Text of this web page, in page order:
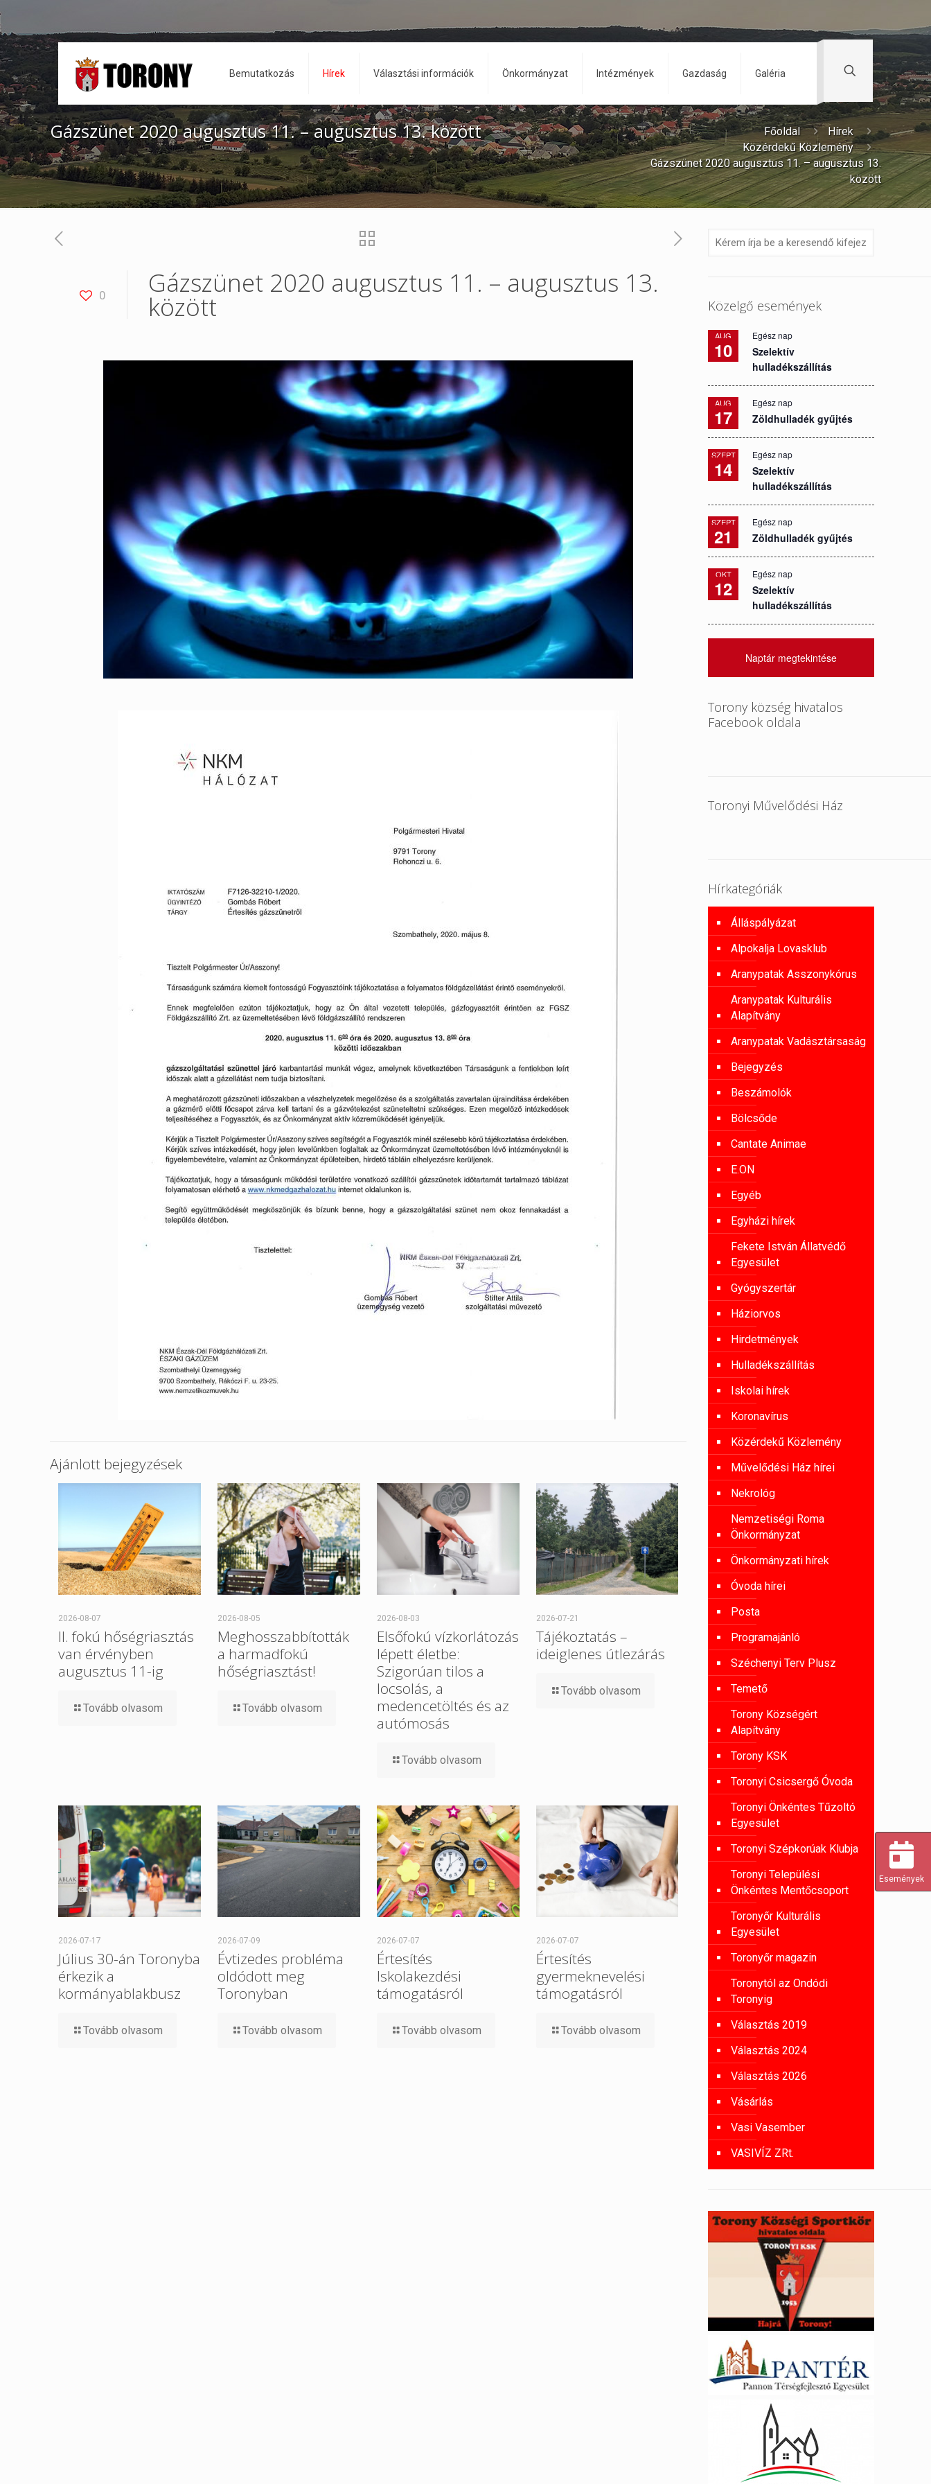
Bemutatkozás Hírek Választási információk Önkormányzat Intézmények Gazdaság Galéria
Gázszünet 2020 augusztus 11. – augusztus 13. között Főoldal
Hírek
Közérdekű Közlemény
Gázszünet 2020 augusztus 11. – augusztus 13.
között
0 Gázszünet 2020 augusztus 11. – augusztus 13.
között
Ajánlott bejegyzések
2026-08-07
II. fokú hőségriasztás
van érvényben
augusztus 11-ig
Tovább olvasom
2026-08-05
Meghosszabbították
a harmadfokú
hőségriasztást!
Tovább olvasom
2026-08-03
Elsőfokú vízkorlátozás
lépett életbe:
Szigorúan tilos a
locsolás, a
medencetöltés és az
autómosás
Tovább olvasom
2026-07-21
Tájékoztatás –
ideiglenes útlezárás
Tovább olvasom
2026-07-17
Július 30-án Toronyba
érkezik a
kormányablakbusz
Tovább olvasom
2026-07-09
Évtizedes probléma
oldódott meg
Toronyban
Tovább olvasom
2026-07-07
Értesítés
Iskolakezdési
támogatásról
Tovább olvasom
2026-07-07
Értesítés
gyermeknevelési
támogatásról
Tovább olvasom
Közelgő események
AUG
10
Egész nap
Szelektív
hulladékszállítás
AUG
17
Egész nap
Zöldhulladék gyűjtés
SZEPT
14
Egész nap
Szelektív
hulladékszállítás
SZEPT
21
Egész nap
Zöldhulladék gyűjtés
OKT
12
Egész nap
Szelektív
hulladékszállítás
Naptár megtekintése
Torony község hivatalos
Facebook oldala
Toronyi Művelődési Ház
Hírkategóriák
Álláspályázat
Alpokalja Lovasklub
Aranypatak Asszonykórus
Aranypatak Kulturális
Alapítvány
Aranypatak Vadásztársaság
Bejegyzés
Beszámolók
Bölcsőde
Cantate Animae
E.ON
Egyéb
Egyházi hírek
Fekete István Állatvédő
Egyesület
Gyógyszertár
Háziorvos
Hirdetmények
Hulladékszállítás
Iskolai hírek
Koronavírus
Közérdekű Közlemény
Művelődési Ház hírei
Nekrológ
Nemzetiségi Roma
Önkormányzat
Önkormányzati hírek
Óvoda hírei
Posta
Programajánló
Széchenyi Terv Plusz
Temető
Torony Községért
Alapítvány
Torony KSK
Toronyi Csicsergő Óvoda
Toronyi Önkéntes Tűzoltó
Egyesület
Toronyi Szépkorúak Klubja
Toronyi Települési
Önkéntes Mentőcsoport
Toronyőr Kulturális
Egyesület
Toronyőr magazin
Toronytól az Ondódi
Toronyig
Választás 2019
Választás 2024
Választás 2026
Vásárlás
Vasi Vasember
VASIVÍZ ZRt.
Események